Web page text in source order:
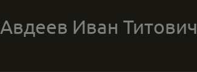
Авдеев Иван Титович